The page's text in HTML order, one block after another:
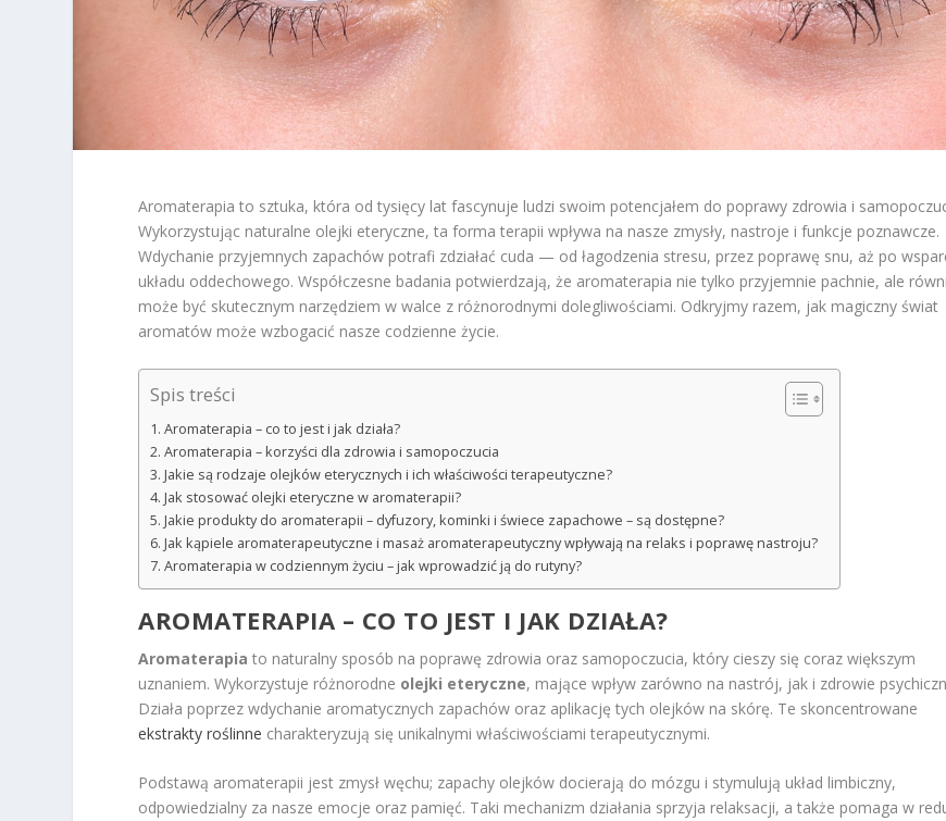
Aromaterapia to sztuka, która od tysięcy lat fascynuje ludzi swoim potencjałem do poprawy zdrowia i
Wykorzystując naturalne olejki eteryczne, ta forma terapii wpływa na nasze zmysły, nastroje i funkcje poznawcze.
Wdychanie przyjemnych zapachów potrafi zdziałać cuda — od łagodzenia stresu, przez poprawę snu, aż po
układu oddechowego. Współczesne badania potwierdzają, że aromaterapia nie tylko przyjemnie pachnie, ale
może być skutecznym narzędziem w walce z różnorodnymi dolegliwościami. Odkryjmy razem, jak magiczny świat
aromatów może wzbogacić nasze codzienne życie.
Spis treści
Aromaterapia – co to jest i jak działa?
Aromaterapia – korzyści dla zdrowia i samopoczucia
Jakie są rodzaje olejków eterycznych i ich właściwości terapeutyczne?
Jak stosować olejki eteryczne w aromaterapii?
Jakie produkty do aromaterapii – dyfuzory, kominki i świece zapachowe – są dostępne?
Jak kąpiele aromaterapeutyczne i masaż aromaterapeutyczny wpływają na relaks i poprawę nastroju?
Aromaterapia w codziennym życiu – jak wprowadzić ją do rutyny?
AROMATERAPIA – CO TO JEST I JAK DZIAŁA?
Aromaterapia to naturalny sposób na poprawę zdrowia oraz samopoczucia, który cieszy się coraz większym
uznaniem. Wykorzystuje różnorodne olejki eteryczne, mające wpływ zarówno na nastrój, jak i zdrowie
Działa poprzez wdychanie aromatycznych zapachów oraz aplikację tych olejków na skórę. Te skoncentrowane
ekstrakty roślinne charakteryzują się unikalnymi właściwościami terapeutycznymi.
Podstawą aromaterapii jest zmysł węchu; zapachy olejków docierają do mózgu i stymulują układ limbiczny,
odpowiedzialny za nasze emocje oraz pamięć. Taki mechanizm działania sprzyja relaksacji, a także pomaga w